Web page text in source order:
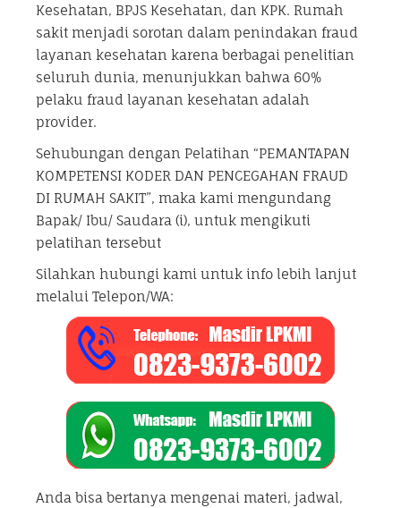
Kesehatan, BPJS Kesehatan, dan KPK. Rumah
sakit menjadi sorotan dalam penindakan fraud
layanan kesehatan karena berbagai penelitian
seluruh dunia, menunjukkan bahwa 60%
pelaku fraud layanan kesehatan adalah
provider.
Sehubungan dengan Pelatihan “PEMANTAPAN
KOMPETENSI KODER DAN PENCEGAHAN FRAUD
DI RUMAH SAKIT”, maka kami mengundang
Bapak/ Ibu/ Saudara (i), untuk mengikuti
pelatihan tersebut
Silahkan hubungi kami untuk info lebih lanjut
melalui Telepon/WA:
Anda bisa bertanya mengenai materi, jadwal,